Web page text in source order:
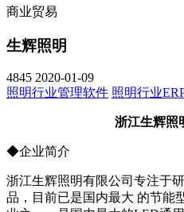
商业贸易
生辉照明
4845 2020-01-09
照明行业管理软件 照明行业
浙江生辉照
◆企业简介
浙江生辉照明有限公司专注于
品，目前已是国内最大 的节能